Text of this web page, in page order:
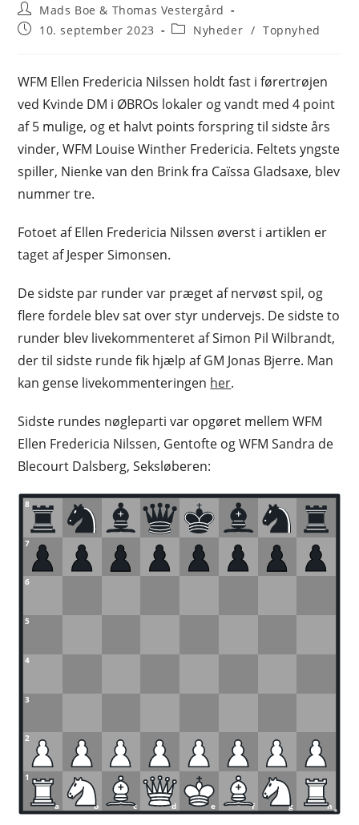
Post
author:
Mads Boe & Thomas Vestergård
Post10. september 2023
PostNyheder / Topnyhed
WFM Ellen Fredericia Nilssen holdt fast i førertrøjen
ved Kvinde DM i ØBROs lokaler og vandt med 4 point
af 5 mulige, og et halvt points forspring til sidste års
vinder, WFM Louise Winther Fredericia. Feltets yngste
spiller, Nienke van den Brink fra Caïssa Gladsaxe, blev
nummer tre.
Fotoet af Ellen Fredericia Nilssen øverst i artiklen er
taget af Jesper Simonsen.
De sidste par runder var præget af nervøst spil, og
flere fordele blev sat over styr undervejs. De sidste to
runder blev livekommenteret af Simon Pil Wilbrandt,
der til sidste runde fik hjælp af GM Jonas Bjerre. Man
kan gense livekommenteringen her.
Sidste rundes nøgleparti var opgøret mellem WFM
Ellen Fredericia Nilssen, Gentofte og WFM Sandra de
Blecourt Dalsberg, Seksløberen:
8
7
6
5
4
3
2
1
a b c d e f g h